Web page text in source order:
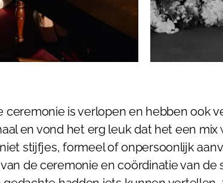
ceremonie is verlopen en hebben ook
en vond het erg leuk dat het een mix
stijfjes, formeel of onpersoonlijk
de ceremonie en coördinatie van